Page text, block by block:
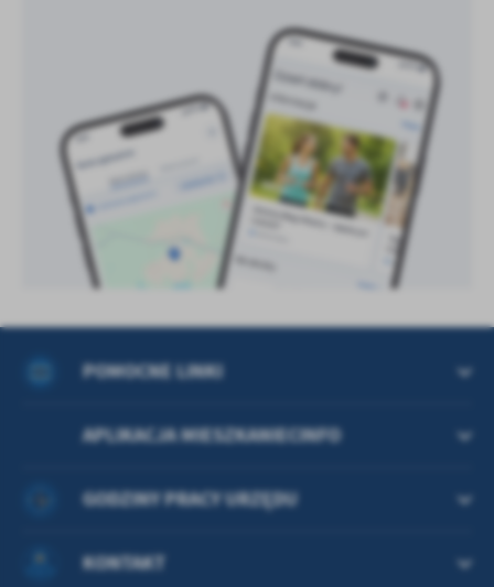
POMOCNE LINKI
APLIKACJA MIESZKANIECINFO
GODZINY PRACY URZĘDU
KONTAKT